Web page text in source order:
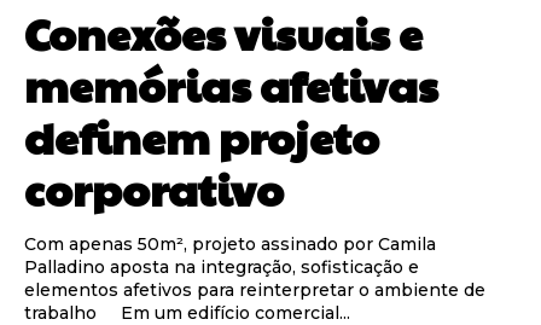
Conexões visuais e
memórias afetivas
definem projeto
corporativo
Com apenas 50m², projeto assinado por Camila
Palladino aposta na integração, sofisticação e
elementos afetivos para reinterpretar o ambiente de
trabalho Em um edifício comercial...